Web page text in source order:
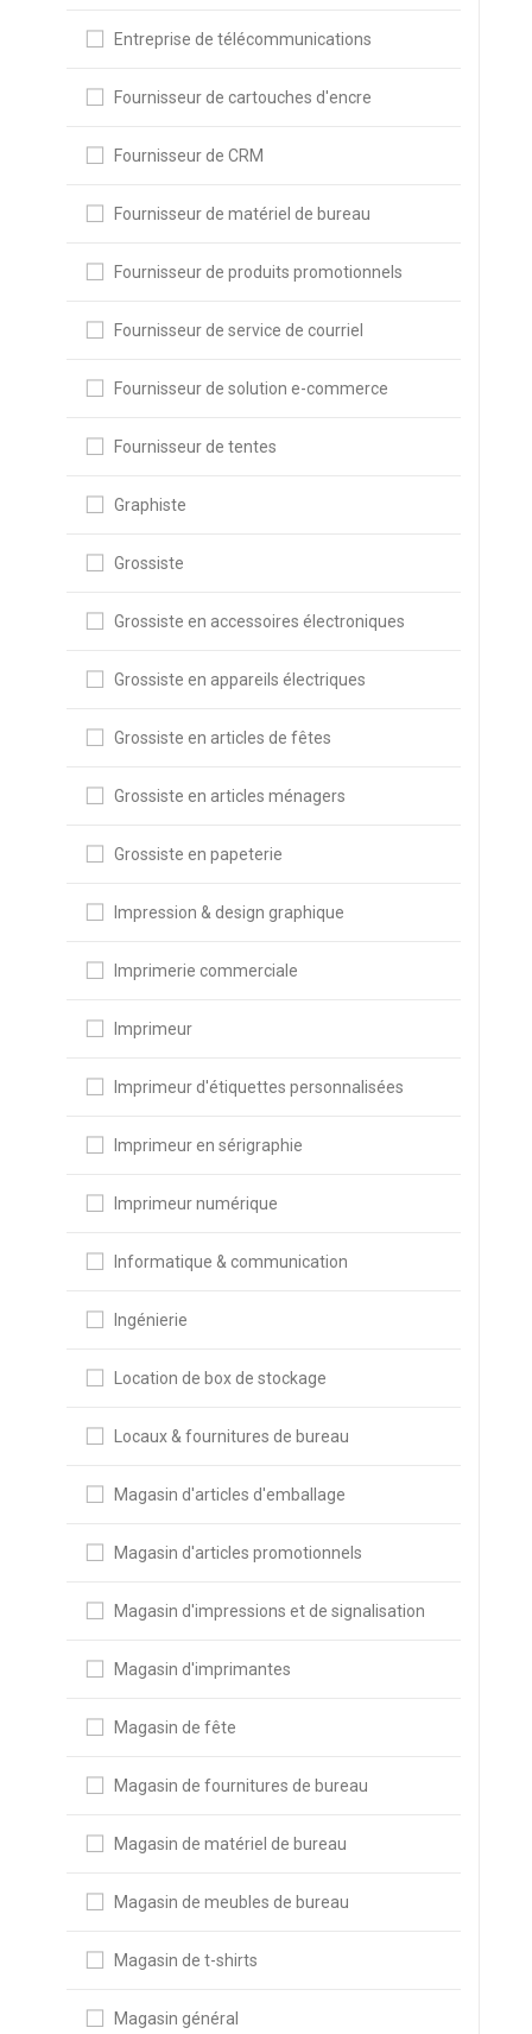
Entreprise de télécommunications
Fournisseur de cartouches d'encre
Fournisseur de CRM
Fournisseur de matériel de bureau
Fournisseur de produits promotionnels
Fournisseur de service de courriel
Fournisseur de solution e-commerce
Fournisseur de tentes
Graphiste
Grossiste
Grossiste en accessoires électroniques
Grossiste en appareils électriques
Grossiste en articles de fêtes
Grossiste en articles ménagers
Grossiste en papeterie
Impression & design graphique
Imprimerie commerciale
Imprimeur
Imprimeur d'étiquettes personnalisées
Imprimeur en sérigraphie
Imprimeur numérique
Informatique & communication
Ingénierie
Location de box de stockage
Locaux & fournitures de bureau
Magasin d'articles d'emballage
Magasin d'articles promotionnels
Magasin d'impressions et de signalisation
Magasin d'imprimantes
Magasin de fête
Magasin de fournitures de bureau
Magasin de matériel de bureau
Magasin de meubles de bureau
Magasin de t-shirts
Magasin général